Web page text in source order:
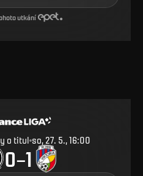
utkání
o titul so, 27. 5., 16:00
0–1